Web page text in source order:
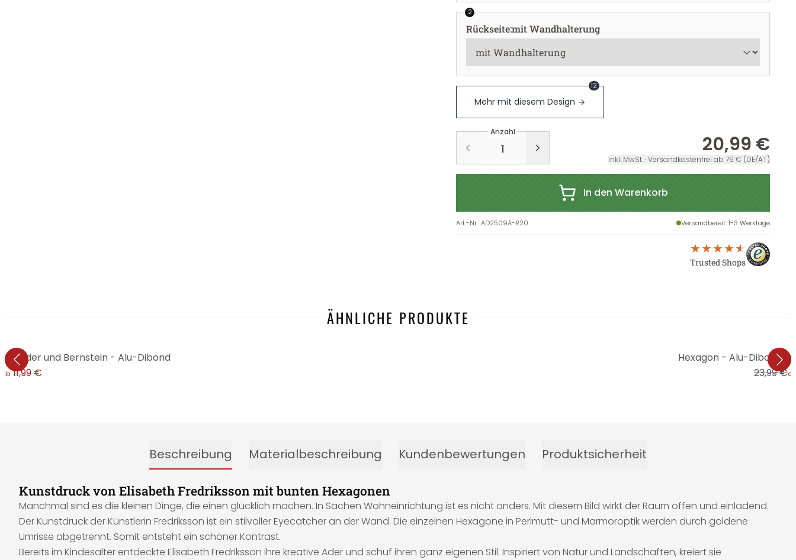
2
Rückseite:mit Wandhalterung
Mehr mit diesem Design
12
Anzahl
20,99 €
inkl. MwSt. · Versandkostenfrei ab 79 € (DE/AT)
In den Warenkorb
Art.-Nr.:AD2509A-R20 Versandbereit: 1-3 Werktage
Trusted Shops
ÄHNLICHE PRODUKTE
und Bernstein - Alu-Dibond
ab 11,99 €
Hexagon - Alu-Dibond
23,99 €
Beschreibung Materialbeschreibung Kundenbewertungen Produktsicherheit
Kunstdruck von Elisabeth Fredriksson mit bunten Hexagonen
Manchmal sind es die kleinen Dinge, die einen glücklich machen. In Sachen Wohneinrichtung ist es nicht anders. Mit diesem Bild wirkt der Raum offen und einladend.
Der Kunstdruck der Künstlerin Fredriksson ist ein stilvoller Eyecatcher an der Wand. Die einzelnen Hexagone in Perlmutt- und Marmoroptik werden durch goldene
Umrisse abgetrennt. Somit entsteht ein schöner Kontrast.
Bereits im Kindesalter entdeckte Elisabeth Fredriksson ihre kreative Ader und schuf ihren ganz eigenen Stil. Inspiriert von Natur und Landschaften, kreiert sie